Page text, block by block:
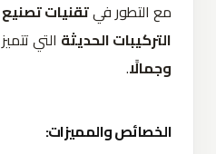
مع التطور فيتقنيات
التركيبات الحديثة التي
وجمالًا.
الخصائص والمميزات: